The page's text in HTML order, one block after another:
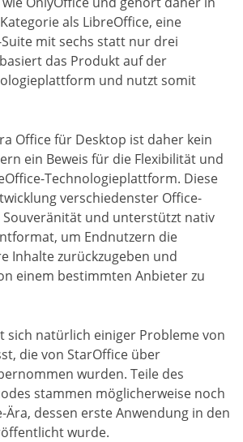
als LibreOffice, eine
mit sechs statt nur drei
das Produkt auf der
und nutzt somit
Office für Desktop ist daher kein
ein Beweis für die Flexibilität und
Technologieplattform. Diese
verschiedenster Office-
und unterstützt nativ
um Endnutzern die
Inhalte zurückzugeben und
einem bestimmten Anbieter zu
sich natürlich einiger Probleme von
die von StarOffice über
wurden. Teile des
stammen möglicherweise noch
Ära, dessen erste Anwendung in den
wurde.